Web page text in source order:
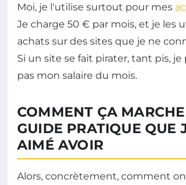
Moi, je l'utilise surtout pour mes
Je charge 50 € par mois, et je les
achats sur des sites que je ne
Si un site se fait pirater, tant pis, je
pas mon salaire du mois.
COMMENT ÇA
GUIDE PRATIQUE QUE
AIMÉ AVOIR
Alors, concrètement, comment